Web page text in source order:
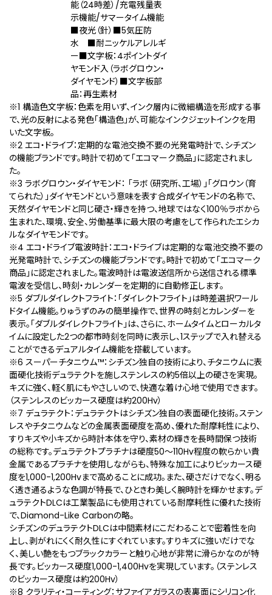
能（24時差）/充電残量表
示機能/サマータイム機能
■夜光（針）■5気圧防
水 ■耐ニッケルアレルギ
ー■文字板：4ポイントダイ
ヤモンド入（ラボグロウン・
ダイヤモンド）■文字板部
品：再生素材
※1 構造色文字板：色素を用いず、インク層内に微細構造を形成する事
で、光の反射による発色「構造色」が、可能なインクジェットインクを用
いた文字板。
※2 エコ・ドライブ：定期的な電池交換不要の光発電時計で、シチズン
の機能ブランドです。時計で初めて「エコマーク商品」に認定されまし
た。
※3 ラボグロウン・ダイヤモンド： 「ラボ（研究所、工場）」「グロウン（育
てられた）」ダイヤモンドという意味を表す合成ダイヤモンドの名称で、
天然ダイヤモンドと同じ硬さ・輝きを持つ、地球ではなく100％ラボから
生まれた、環境、安全、労働基準に最大限の考慮をして作られたエシカ
ルなダイヤモンドです。
※4 エコ・ドライブ電波時計：エコ・ドライブは定期的な電池交換不要の
光発電時計で、シチズンの機能ブランドです。時計で初めて「エコマーク
商品」に認定されました。電波時計は電波送信所から送信される標準
電波を受信し、時刻・カレンダーを定期的に自動修正します。
※5 ダブルダイレクトフライト：「ダイレクトフライト」は時差選択ワール
ドタイム機能。りゅうずのみの簡単操作で、世界の時刻とカレンダーを
表示。「ダブルダイレクトフライト」は、さらに、ホームタイムとローカルタ
イムに設定した2つの都市時刻を同時に表示し、1ステップで入れ替える
ことができるデュアルタイム機能を搭載しています。
※6 スーパーチタニウム™：シチズン独自の技術により、チタニウムに表
面硬化技術デュラテクトを施しステンレスの約5倍以上の硬さを実現。
キズに強く、軽く肌にもやさしいので、快適な着け心地で使用できます。
（ステンレスのビッカース硬度は約200Hv）
※7 デュラテクト：デュラテクトはシチズン独自の表面硬化技術。ステン
レスやチタニウムなどの金属表面硬度を高め、優れた耐摩耗性により、
すりキズや小キズから時計本体を守り、素材の輝きを長時間保つ技術
の総称です。デュラテクトプラチナは硬度50～110Hv程度の軟らかい貴
金属であるプラチナを使用しながらも、特殊な加工によりビッカース硬
度を1,000-1,200Hvまで高めることに成功。また、硬さだけでなく、明る
く透き通るような色調が特長で、ひときわ美しく腕時計を輝かせます。デ
ュラテクトDLCは工業製品にも使用されている耐摩耗性に優れた技術
で、Diamond-Like Carbonの略。
シチズンのデュラテクトDLCは中間素材にこだわることで密着性を向
上し、剥がれにくく耐久性にすぐれています。すりキズに強いだけでな
く、美しい艶をもつブラックカラーと触り心地が非常に滑らかなのが特
長です。ビッカース硬度1,000-1,400Hvを実現しています。（ステンレス
のビッカース硬度は約200Hv）
※8 クラリティ・コーティング：サファイアガラスの表裏⾯にシリコン化